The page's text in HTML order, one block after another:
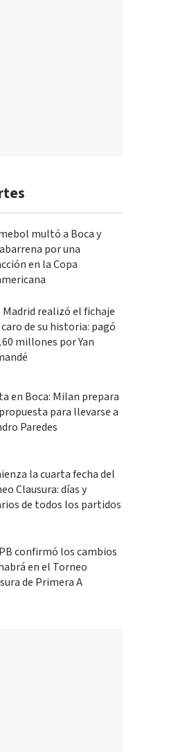
multó a Boca y
por una
en la Copa
Madrid realizó el fichaje
de su historia: pagó
millones por Yan
en Boca: Milan prepara
para llevarse a
Paredes
la cuarta fecha del
Clausura: días y
de todos los partidos
confirmó los cambios
en el Torneo
de Primera A